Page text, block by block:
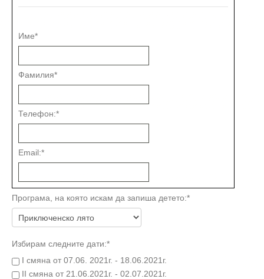
Име*
Фамилия*
Телефон:*
Email:*
Програма, на която искам да запиша детето:*
Избирам следните дати:*
I смяна от 07.06. 2021г. - 18.06.2021г.
II смяна от 21.06.2021г. - 02.07.2021г.